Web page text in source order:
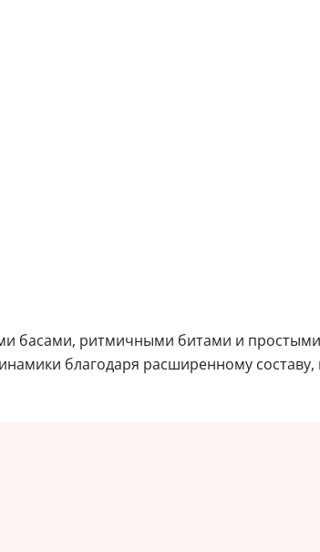
басами, ритмичными битами и
благодаря расширенному